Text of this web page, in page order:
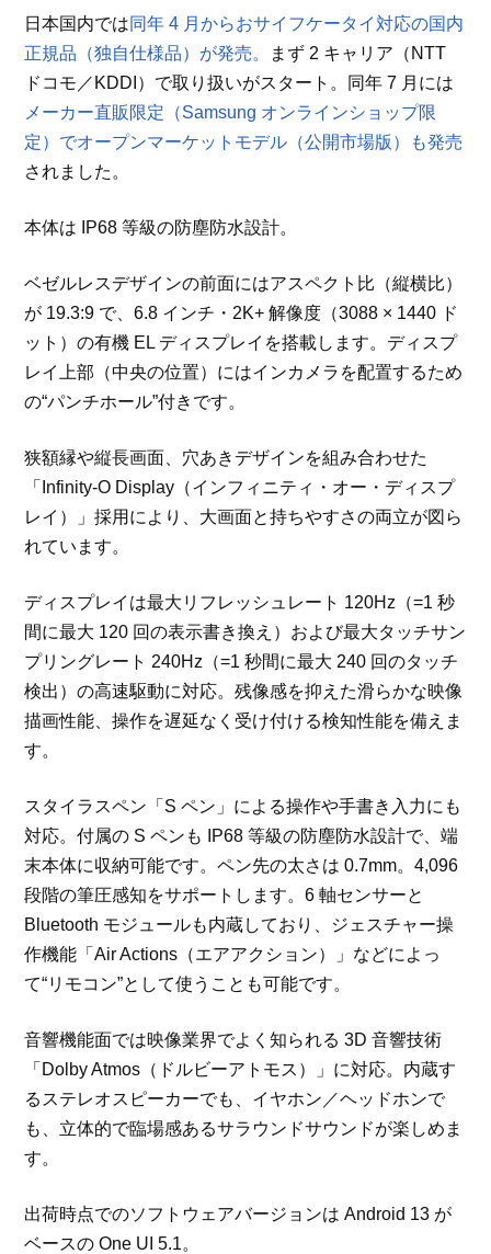
日本国内では同年 4 月からおサイフケータイ対応の国内
正規品（独自仕様品）が発売。
まず 2 キャリア（NTT
ドコモ／KDDI）で取り扱いがスタート。同年 7 月には
メーカー直販限定（Samsung オンラインショップ限
定）でオープンマーケットモデル（公開市場版）も発売
されました。
本体は IP68 等級の防塵防水設計。
ベゼルレスデザインの前面にはアスペクト比（縦横比）
が 19.3:9 で、6.8 インチ・2K+ 解像度（3088 × 1440 ド
ット）の有機 EL ディスプレイを搭載します。ディスプ
レイ上部（中央の位置）にはインカメラを配置するため
の“パンチホール”付きです。
狭額縁や縦長画面、穴あきデザインを組み合わせた
「Infinity-O Display（インフィニティ・オー・ディスプ
レイ）」採用により、大画面と持ちやすさの両立が図ら
れています。
ディスプレイは最大リフレッシュレート 120Hz（=1 秒
間に最大 120 回の表示書き換え）および最大タッチサン
プリングレート 240Hz（=1 秒間に最大 240 回のタッチ
検出）の高速駆動に対応。残像感を抑えた滑らかな映像
描画性能、操作を遅延なく受け付ける検知性能を備えま
す。
スタイラスペン「S ペン」による操作や手書き入力にも
対応。付属の S ペンも IP68 等級の防塵防水設計で、端
末本体に収納可能です。ペン先の太さは 0.7mm。4,096
段階の筆圧感知をサポートします。6 軸センサーと
Bluetooth モジュールも内蔵しており、ジェスチャー操
作機能「Air Actions（エアアクション）」などによっ
て“リモコン”として使うことも可能です。
音響機能面では映像業界でよく知られる 3D 音響技術
「Dolby Atmos（ドルビーアトモス）」に対応。内蔵す
るステレオスピーカーでも、イヤホン／ヘッドホンで
も、立体的で臨場感あるサラウンドサウンドが楽しめま
す。
出荷時点でのソフトウェアバージョンは Android 13 が
ベースの One UI 5.1。